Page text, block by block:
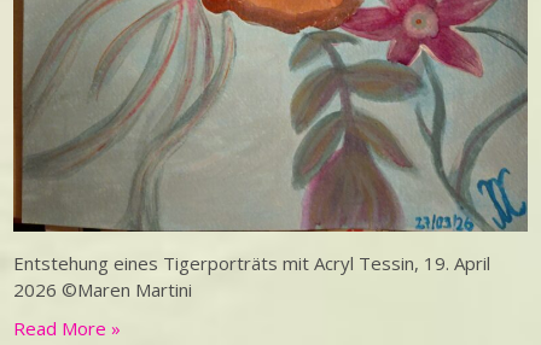
Entstehung eines Tigerporträts mit Acryl Tessin, 19. April
2026 ©Maren Martini
Read More »